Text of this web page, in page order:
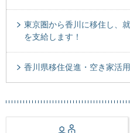
東京圏から香川に移住し、
を支給します！
香川県移住促進・空き家活